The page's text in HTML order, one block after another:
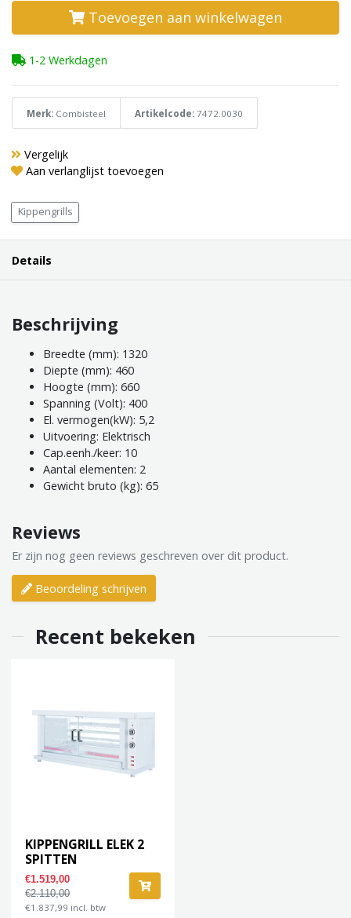
Toevoegen aan winkelwagen
1-2 Werkdagen
Merk: Combisteel Artikelcode: 7472.0030
Vergelijk
Aan verlanglijst toevoegen
Kippengrills
Details
Beschrijving
Breedte (mm): 1320
Diepte (mm): 460
Hoogte (mm): 660
Spanning (Volt): 400
El. vermogen(kW): 5,2
Uitvoering: Elektrisch
Cap.eenh./keer: 10
Aantal elementen: 2
Gewicht bruto (kg): 65
Reviews
Er zijn nog geen reviews geschreven over dit product.
Beoordeling schrijven
Recent bekeken
KIPPENGRILL ELEK 2
SPITTEN
€1.519,00
€2.110,00
€1.837,99 incl. btw